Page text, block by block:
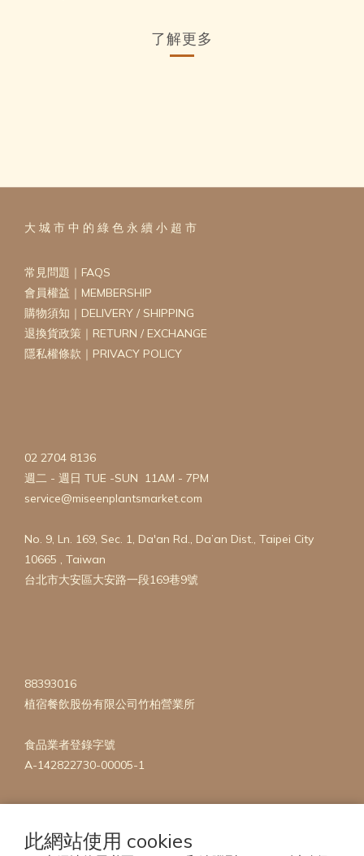
此網站使用 cookies
了解更多
大 城 市 中 的 綠 色 永 續 小 超 市
常見問題｜FAQS
會員權益｜MEMBERSHIP
購物須知｜DELIVERY / SHIPPING
退換貨政策｜RETURN / EXCHANGE
隱私權條款｜PRIVACY POLICY
02 2704 8136
週二 - 週日 TUE -SUN 11AM - 7PM
service@miseenplantsmarket.com
No. 9, Ln. 169, Sec. 1, Da'an Rd., Da’an Dist., Taipei City
10665 , Taiwan
台北市大安區大安路一段169巷9號
88393016
植宿餐飲股份有限公司竹柏營業所
食品業者登錄字號
A-142822730-00005-1